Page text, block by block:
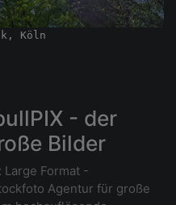
Köln
- der
Bilder
Format -
Agentur für große